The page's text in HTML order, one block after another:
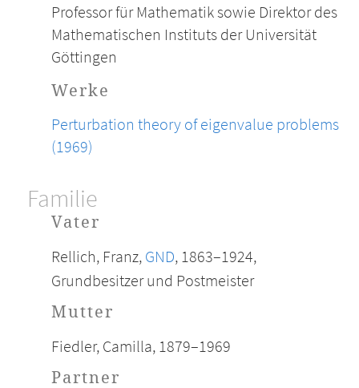
Professor für Mathematik sowie Direktor des
Mathematischen Instituts der Universität
Göttingen
Werke
Perturbation theory of eigenvalue problems
(1969)
Familie
Vater
Rellich, Franz, GND, 1863–1924,
Grundbesitzer und Postmeister
Mutter
Fiedler, Camilla, 1879–1969
Partner